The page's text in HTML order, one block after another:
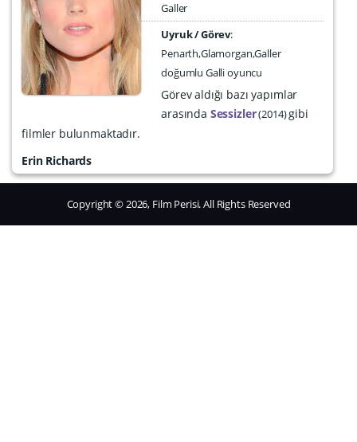
Galler
Uyruk / Görev:
Penarth,Glamorgan,Galler
doğumlu Galli oyuncu
Görev aldığı bazı yapımlar
arasında Sessizler 2014 gibi
filmler bulunmaktadır.
Erin Richards
Copyright © 2026, Film Perisi. All Rights Reserved